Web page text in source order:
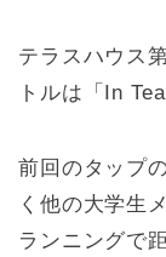
テラスハウス
トルは「In
前回のタップ
く他の大学生
ランニングで